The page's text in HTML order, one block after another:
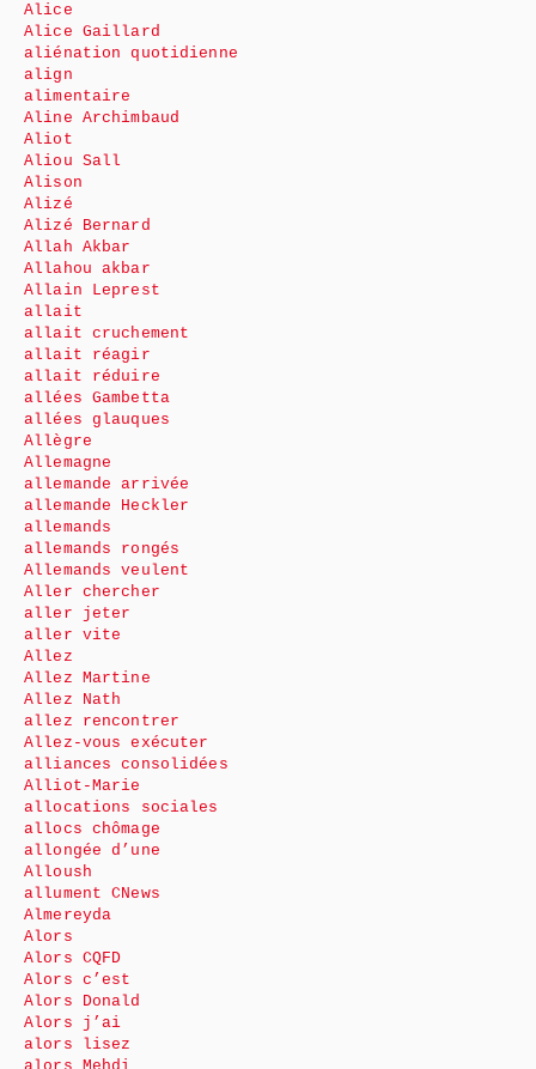
Alice
Alice Gaillard
aliénation quotidienne
align
alimentaire
Aline Archimbaud
Aliot
Aliou Sall
Alison
Alizé
Alizé Bernard
Allah Akbar
Allahou akbar
Allain Leprest
allait
allait cruchement
allait réagir
allait réduire
allées Gambetta
allées glauques
Allègre
Allemagne
allemande arrivée
allemande Heckler
allemands
allemands rongés
Allemands veulent
Aller chercher
aller jeter
aller vite
Allez
Allez Martine
Allez Nath
allez rencontrer
Allez-vous exécuter
alliances consolidées
Alliot-Marie
allocations sociales
allocs chômage
allongée d’une
Alloush
allument CNews
Almereyda
Alors
Alors CQFD
Alors c’est
Alors Donald
Alors j’ai
alors lisez